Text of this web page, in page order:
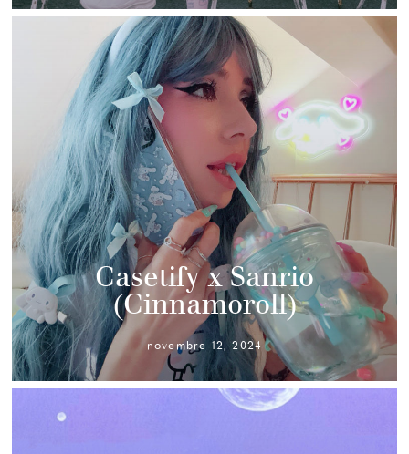
Casetify x Sanrio
(Cinnamoroll)
novembre 12, 2024